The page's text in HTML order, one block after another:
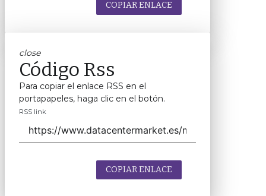
COPIAR ENLACE
close
Código Rss
Para copiar el enlace RSS en el
portapapeles, haga clic en el botón.
RSS link
COPIAR ENLACE